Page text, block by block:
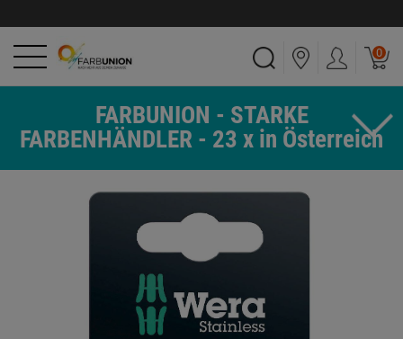
0
FARBUNION - STARKE
FARBENHÄNDLER - 23 x in Österreich